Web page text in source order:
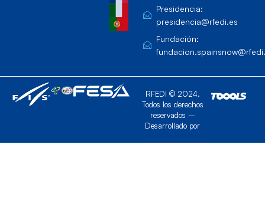
Presidencia:
presidencia@rfedi.es
Fundación:
RFEDI © 2024.
Todos los derechos
reservados –
Desarrollado por